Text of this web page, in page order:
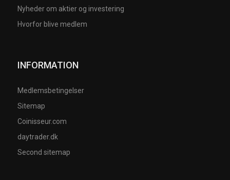
Nyheder om aktier og investering
Hvorfor blive medlem
INFORMATION
Medlemsbetingelser
Sitemap
Coinisseur.com
daytrader.dk
Second sitemap